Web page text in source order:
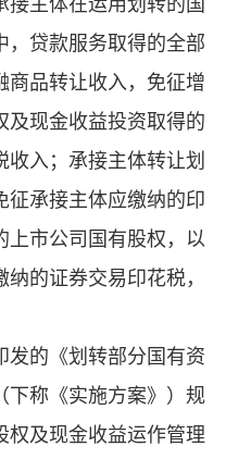
主体在运用划转的国
，贷款服务取得的全部
商品转让收入，免征增
及现金收益投资取得的
入；承接主体转让划
征承接主体应缴纳的印
上市公司国有股权，以
的证券交易印花税，
发的《划转部分国有资
下称《实施方案》）规
权及现金收益运作管理